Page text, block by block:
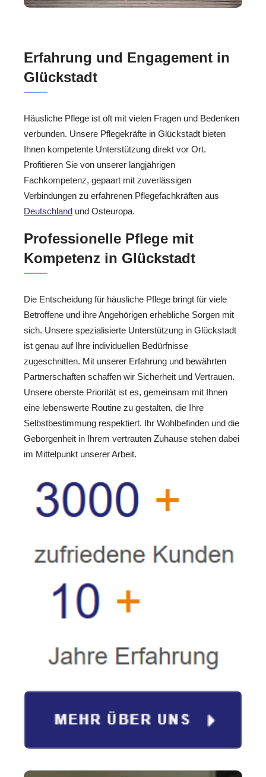
Erfahrung und Engagement in
Glückstadt
Häusliche Pflege ist oft mit vielen Fragen und Bedenken
verbunden. Unsere Pflegekräfte in Glückstadt bieten
Ihnen kompetente Unterstützung direkt vor Ort.
Profitieren Sie von unserer langjährigen
Fachkompetenz, gepaart mit zuverlässigen
Verbindungen zu erfahrenen Pflegefachkräften aus
Deutschland und Osteuropa.
Professionelle Pflege mit
Kompetenz in Glückstadt
Die Entscheidung für häusliche Pflege bringt für viele
Betroffene und ihre Angehörigen erhebliche Sorgen mit
sich. Unsere spezialisierte Unterstützung in Glückstadt
ist genau auf Ihre individuellen Bedürfnisse
zugeschnitten. Mit unserer Erfahrung und bewährten
Partnerschaften schaffen wir Sicherheit und Vertrauen.
Unsere oberste Priorität ist es, gemeinsam mit Ihnen
eine lebenswerte Routine zu gestalten, die Ihre
Selbstbestimmung respektiert. Ihr Wohlbefinden und die
Geborgenheit in Ihrem vertrauten Zuhause stehen dabei
im Mittelpunkt unserer Arbeit.